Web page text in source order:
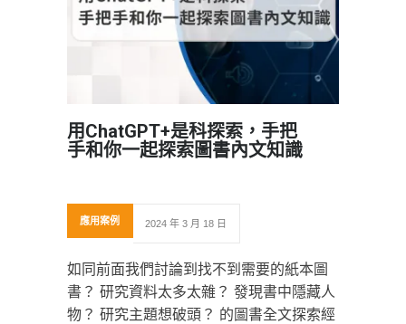
用ChatGPT+是科探索，手把
手和你一起探索圖書內文知識
應用案例 2024 年 3 月 18 日
如同前面我們討論到找不到需要的紙本圖
書？ 研究資料太多太雜？ 發現書中隱藏人
物？ 研究主題想破頭？ 的圖書全文探索經